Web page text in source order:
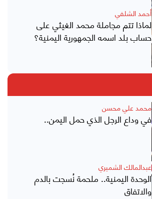
أحمد الشلفي
لماذا تتم مجاملة محمد الغيثي على
حساب بلد اسمه الجمهورية اليمنية؟
محمد علي محسن
في وداع الرجل الذي حمل اليمن..
عبدالمالك الشميري
الوحدة اليمنية.. ملحمة نُسجت بالدم
والاتفاق